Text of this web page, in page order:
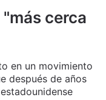
cerca
en un movimiento
después de años